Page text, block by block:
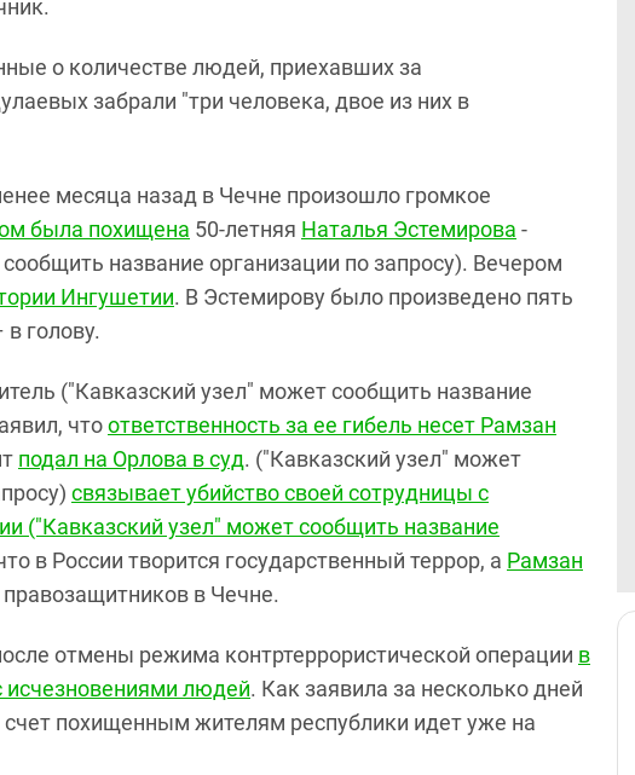
о количестве людей, приехавших за
забрали "три человека, двое из них в
месяца назад в Чечне произошло громкое
была похищена 50-летняя Наталья Эстемирова -
название организации по запросу). Вечером
Ингушетии. В Эстемирову было произведено пять
голову.
("Кавказский узел" может сообщить название
чтоответственность за ее гибель несет Рамзан
подал на Орлова в суд. ("Кавказский узел" может
связывает убийство своей сотрудницы с
("Кавказский узел" может сообщить название
в России творится государственный террор, а Рамзан
в Чечне.
отмены режима контртеррористической операции в
исчезновениями людей. Как заявила за несколько дней
похищенным жителям республики идет уже на